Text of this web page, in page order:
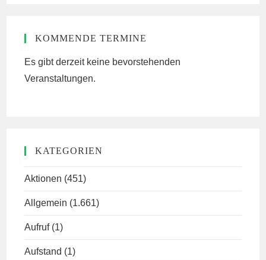
KOMMENDE TERMINE
Es gibt derzeit keine bevorstehenden
Veranstaltungen.
KATEGORIEN
Aktionen (451)
Allgemein (1.661)
Aufruf (1)
Aufstand (1)